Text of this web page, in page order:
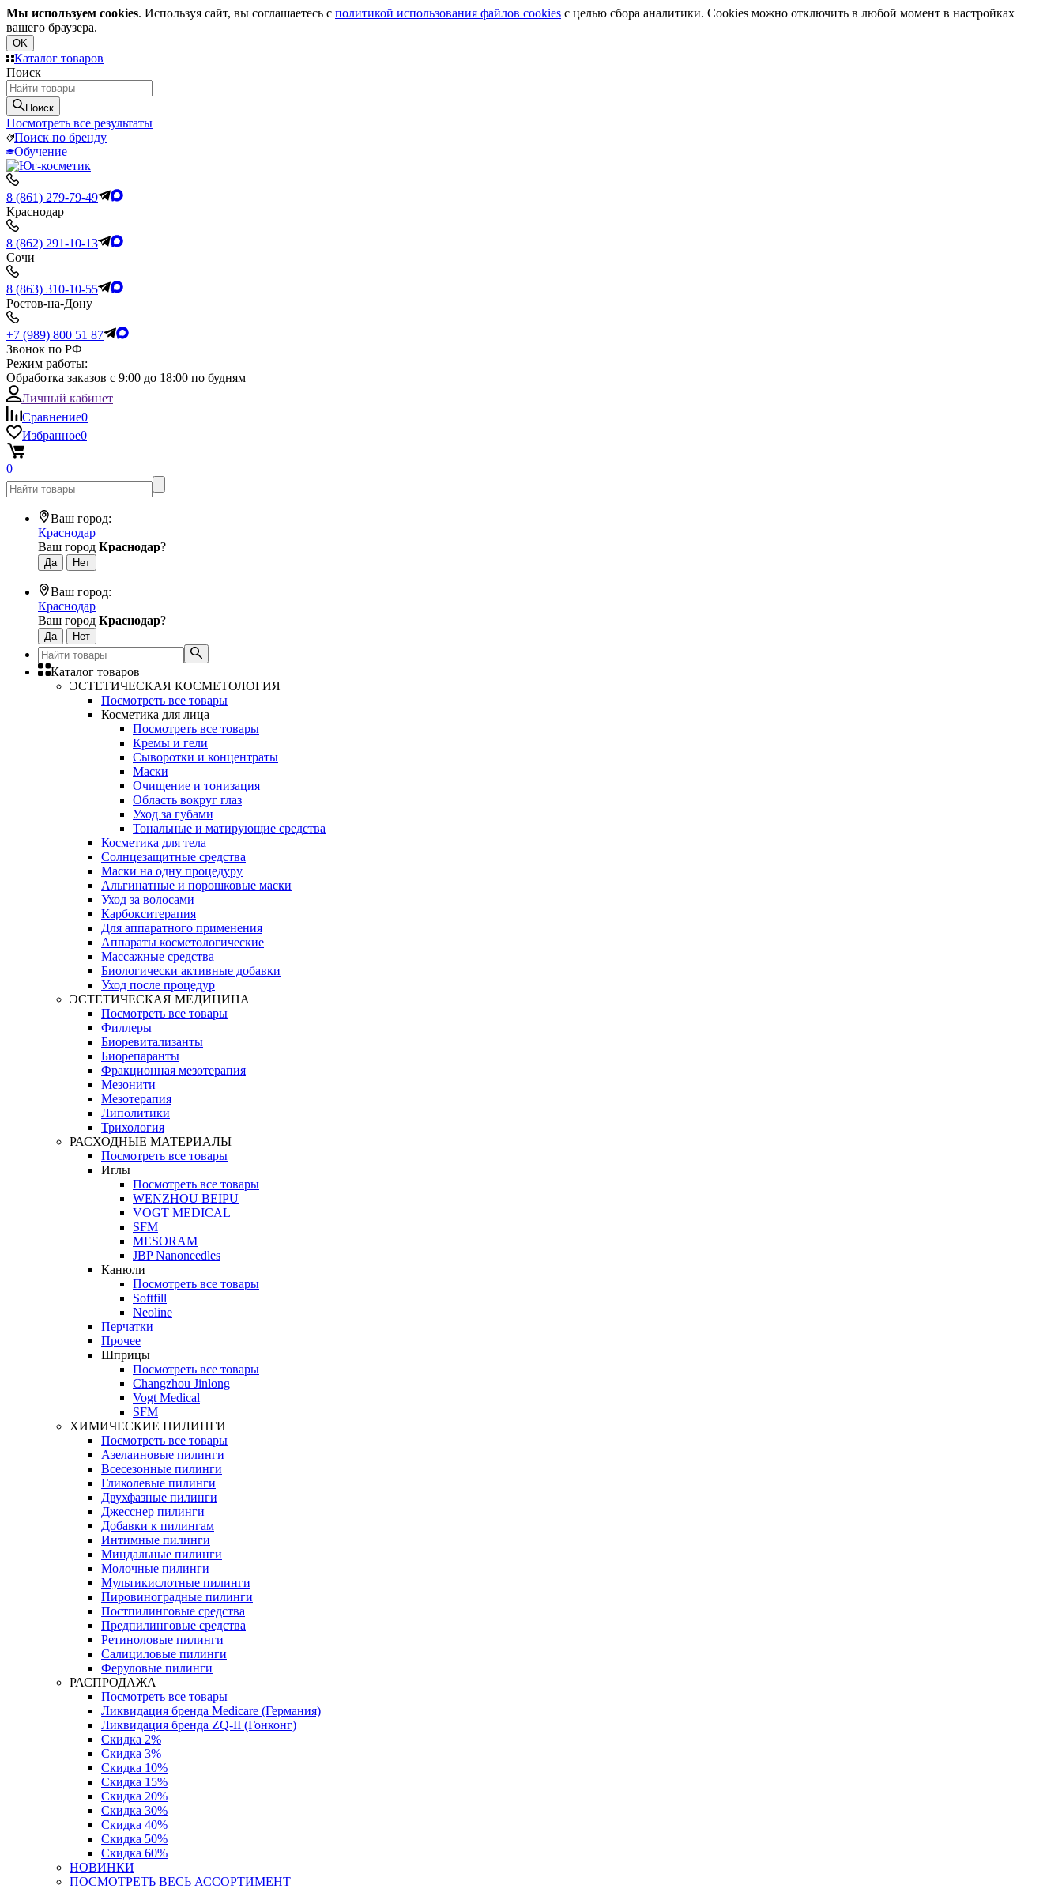
Мы используем cookies. Используя сайт, вы соглашаетесь с политикой использования файлов cookies с целью сбора аналитики. Cookies можно отключить в любой момент в настройках
вашего браузера.
OK
Каталог товаров
Поиск
Поиск
Посмотреть все результаты
Поиск по бренду
Обучение
8 (861) 279-79-49
Краснодар
8 (862) 291-10-13
Сочи
8 (863) 310-10-55
Ростов-на-Дону
+7 (989) 800 51 87
Звонок по РФ
Режим работы:
Обработка заказов с 9:00 до 18:00 по будням
Личный кабинет
Сравнение0
Избранное0
0
Ваш город:
Краснодар
Ваш город Краснодар?
Ваш город:
Краснодар
Ваш город Краснодар?
Каталог товаров
ЭСТЕТИЧЕСКАЯ КОСМЕТОЛОГИЯ
Посмотреть все товары
Косметика для лица
Посмотреть все товары
Кремы и гели
Сыворотки и концентраты
Маски
Очищение и тонизация
Область вокруг глаз
Уход за губами
Тональные и матирующие средства
Косметика для тела
Солнцезащитные средства
Маски на одну процедуру
Альгинатные и порошковые маски
Уход за волосами
Карбокситерапия
Для аппаратного применения
Аппараты косметологические
Массажные средства
Биологически активные добавки
Уход после процедур
ЭСТЕТИЧЕСКАЯ МЕДИЦИНА
Посмотреть все товары
Филлеры
Биоревитализанты
Биорепаранты
Фракционная мезотерапия
Мезонити
Мезотерапия
Липолитики
Трихология
РАСХОДНЫЕ МАТЕРИАЛЫ
Посмотреть все товары
Иглы
Посмотреть все товары
WENZHOU BEIPU
VOGT MEDICAL
SFM
MESORAM
JBP Nanoneedles
Канюли
Посмотреть все товары
Softfill
Neoline
Перчатки
Прочее
Шприцы
Посмотреть все товары
Changzhou Jinlong
Vogt Medical
SFM
ХИМИЧЕСКИЕ ПИЛИНГИ
Посмотреть все товары
Азелаиновые пилинги
Всесезонные пилинги
Гликолевые пилинги
Двухфазные пилинги
Джесснер пилинги
Добавки к пилингам
Интимные пилинги
Миндальные пилинги
Молочные пилинги
Мультикислотные пилинги
Пировиноградные пилинги
Постпилинговые средства
Предпилинговые средства
Ретиноловые пилинги
Салициловые пилинги
Феруловые пилинги
РАСПРОДАЖА
Посмотреть все товары
Ликвидация бренда Medicare (Германия)
Ликвидация бренда ZQ-II (Гонконг)
Скидка 2%
Скидка 3%
Скидка 10%
Скидка 15%
Скидка 20%
Скидка 30%
Скидка 40%
Скидка 50%
Скидка 60%
НОВИНКИ
ПОСМОТРЕТЬ ВЕСЬ АССОРТИМЕНТ